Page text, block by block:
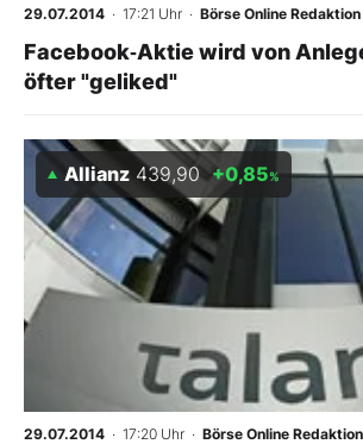
29.07.2014 · 17:21 Uhr · Börse Online Redaktion
Facebook‑Aktie wird von
öfter "geliked"
Allianz 439,90 +0,85%
29.07.2014 · 17:20 Uhr · Börse Online Redaktion